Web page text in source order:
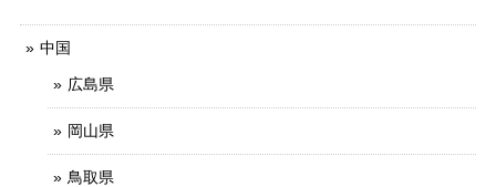
中国
広島県
岡山県
鳥取県